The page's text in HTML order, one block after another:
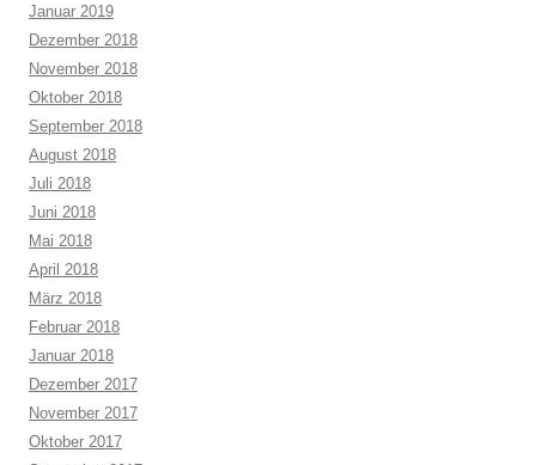
Januar 2019
Dezember 2018
November 2018
Oktober 2018
September 2018
August 2018
Juli 2018
Juni 2018
Mai 2018
April 2018
März 2018
Februar 2018
Januar 2018
Dezember 2017
November 2017
Oktober 2017